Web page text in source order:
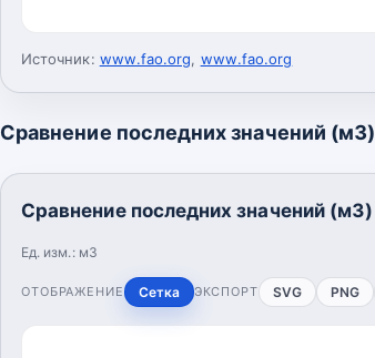
Источник: www.fao.org, www.fao.org
Сравнение последних значений (м3)
Сравнение последних значений (м3)
Ед. изм.: м3
ОТОБРАЖЕНИЕ Сетка ЭКСПОРТ SVG PNG